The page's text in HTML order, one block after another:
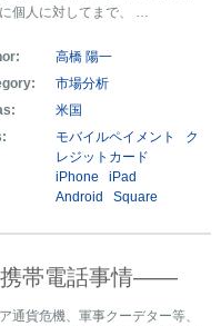
個人に対してまで、 …
高橋 陽一
市場分析
米国
モバイルペイメント
ク
レジットカード
iPhone
iPad
Android
Square
帯電話事情――
通貨危機、軍事クーデター等、